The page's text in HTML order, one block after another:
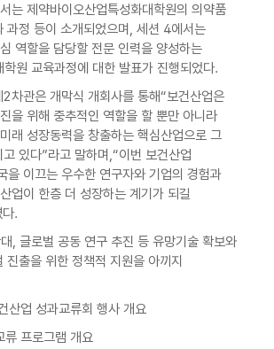
는 제약바이오산업특성화대학원의 의약품
과정 등이 소개되었으며, 세션 4에서는
역할을 담당할 전문 인력을 양성하는
원 교육과정에 대한 발표가 진행되었다.
차관은 개막식 개회사를 통해“보건산업은
을 위해 중추적인 역할을 할 뿐만 아니라
래 성장동력을 창출하는 핵심산업으로 그
있다”라고 말하며,“이번 보건산업
을 이끄는 우수한 연구자와 기업의 경험과
업이 한층 더 성장하는 계기가 되길
.
, 글로벌 공동 연구 추진 등 유망기술 확보와
진출을 위한 정책적 지원을 아끼지
업 성과교류회 행사 개요
프로그램 개요